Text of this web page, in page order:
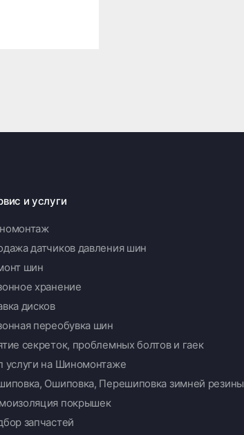
и услуги
датчиков давления шин
шин
хранение
дисков
переобувка шин
секреток, проблемных болтов и гаек
услуги на Шиномонтаже
Ошиповка, Перешиповка зимней резины
покрышек
запчастей